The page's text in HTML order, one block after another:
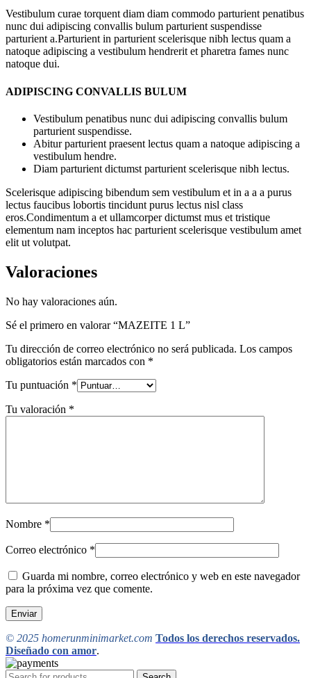
Vestibulum curae torquent diam diam commodo parturient penatibus
nunc dui adipiscing convallis bulum parturient suspendisse
parturient a.Parturient in parturient scelerisque nibh lectus quam a
natoque adipiscing a vestibulum hendrerit et pharetra fames nunc
natoque dui.
ADIPISCING CONVALLIS BULUM
Vestibulum penatibus nunc dui adipiscing convallis bulum
parturient suspendisse.
Abitur parturient praesent lectus quam a natoque adipiscing a
vestibulum hendre.
Diam parturient dictumst parturient scelerisque nibh lectus.
Scelerisque adipiscing bibendum sem vestibulum et in a a a purus
lectus faucibus lobortis tincidunt purus lectus nisl class
eros.Condimentum a et ullamcorper dictumst mus et tristique
elementum nam inceptos hac parturient scelerisque vestibulum amet
elit ut volutpat.
Valoraciones
No hay valoraciones aún.
Sé el primero en valorar “MAZEITE 1 L”
Tu dirección de correo electrónico no será publicada. Los campos
obligatorios están marcados con *
Tu puntuación *
Tu valoración *
Nombre *
Correo electrónico *
Guarda mi nombre, correo electrónico y web en este navegador
para la próxima vez que comente.
© 2025 homerunminimarket.com Todos los derechos reservados.
Diseñado con amor.